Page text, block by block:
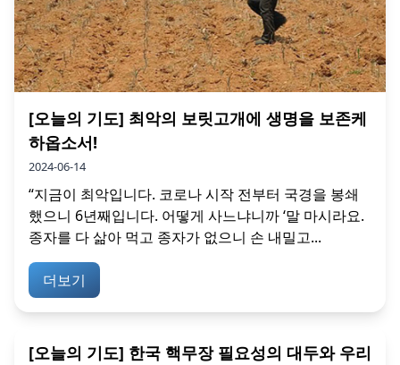
[오늘의 기도] 최악의 보릿고개에 생명을 보존케
하옵소서!
2024-06-14
“지금이 최악입니다. 코로나 시작 전부터 국경을 봉쇄
했으니 6년째입니다. 어떻게 사느냐니까 ‘말 마시라요.
종자를 다 삶아 먹고 종자가 없으니 손 내밀고...
더보기
[오늘의 기도] 한국 핵무장 필요성의 대두와 우리